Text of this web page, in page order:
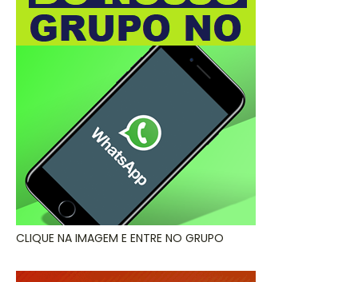
CLIQUE NA IMAGEM E ENTRE NO GRUPO